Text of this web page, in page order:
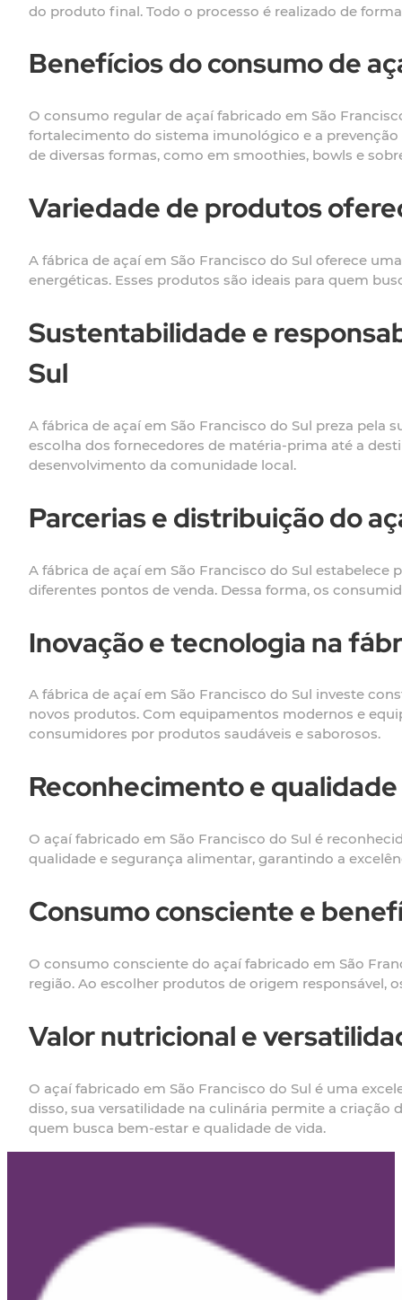
do produto final. Todo o processo é realizado de
Benefícios do consumo de
O consumo regular de açaí fabricado em São
fortalecimento do sistema imunológico e a
de diversas formas, como em smoothies, bowls e
Variedade de produtos
A fábrica de açaí em São Francisco do Sul oferece
energéticas. Esses produtos são ideais para quem
Sustentabilidade e
Sul
A fábrica de açaí em São Francisco do Sul preza pela
escolha dos fornecedores de matéria-prima até a
desenvolvimento da comunidade local.
Parcerias e distribuição do
A fábrica de açaí em São Francisco do Sul
diferentes pontos de venda. Dessa forma, os
Inovação e tecnologia na
A fábrica de açaí em São Francisco do Sul investe
novos produtos. Com equipamentos modernos e
consumidores por produtos saudáveis e saborosos.
Reconhecimento e
O açaí fabricado em São Francisco do Sul é
qualidade e segurança alimentar, garantindo a
Consumo consciente e
O consumo consciente do açaí fabricado em São
região. Ao escolher produtos de origem responsável,
Valor nutricional e
O açaí fabricado em São Francisco do Sul é uma
disso, sua versatilidade na culinária permite a criação
quem busca bem-estar e qualidade de vida.